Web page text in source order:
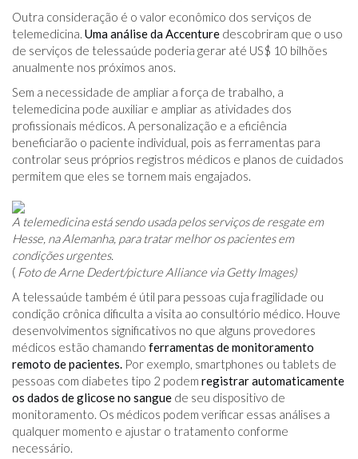
Outra consideração é o valor econômico dos serviços de
telemedicina. Uma análise da Accenture descobriram que o uso
de serviços de telessaúde poderia gerar até US$ 10 bilhões
anualmente nos próximos anos.
Sem a necessidade de ampliar a força de trabalho, a
telemedicina pode auxiliar e ampliar as atividades dos
profissionais médicos. A personalização e a eficiência
beneficiarão o paciente individual, pois as ferramentas para
controlar seus próprios registros médicos e planos de cuidados
permitem que eles se tornem mais engajados.
A telemedicina está sendo usada pelos serviços de resgate em
Hesse, na Alemanha, para tratar melhor os pacientes em
condições urgentes.
( Foto de Arne Dedert/picture Alliance via Getty Images)
A telessaúde também é útil para pessoas cuja fragilidade ou
condição crônica dificulta a visita ao consultório médico. Houve
desenvolvimentos significativos no que alguns provedores
médicos estão chamando ferramentas de monitoramento
remoto de pacientes. Por exemplo, smartphones ou tablets de
pessoas com diabetes tipo 2 podem registrar automaticamente
os dados de glicose no sangue de seu dispositivo de
monitoramento. Os médicos podem verificar essas análises a
qualquer momento e ajustar o tratamento conforme
necessário.